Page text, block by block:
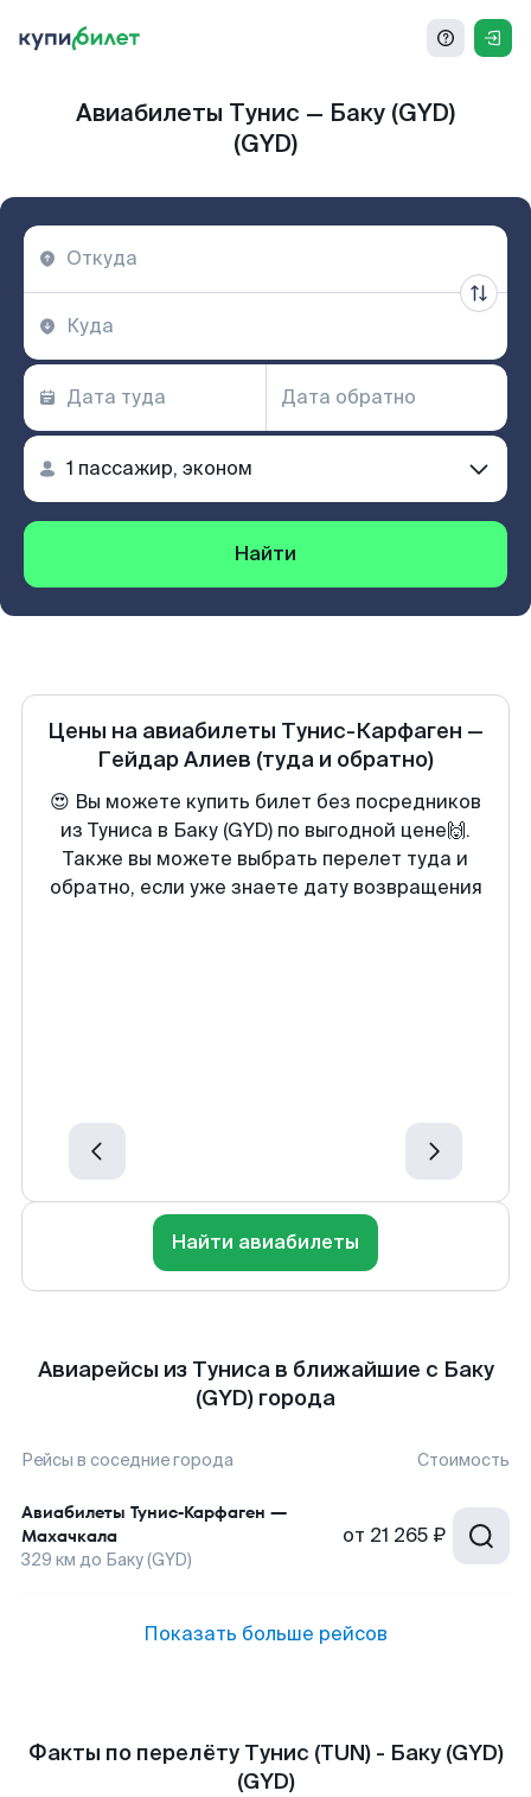
Авиабилеты Тунис — Баку (GYD)
(GYD)
Найти
Цены на авиабилеты Тунис-Карфаген —
Гейдар Алиев (туда и обратно)
😍 Вы можете купить билет без посредников
из Туниса в Баку (GYD) по выгодной цене🙌.
Также вы можете выбрать перелет туда и
обратно, если уже знаете дату возвращения
Найти авиабилеты
Авиарейсы из Туниса в ближайшие с Баку
(GYD) города
Рейсы в соседние города Стоимость
Авиабилеты Тунис-Карфаген —
Махачкала
329 км до Баку (GYD)
от 21 265 ₽
Показать больше рейсов
Факты по перелёту Тунис (TUN) - Баку (GYD)
(GYD)